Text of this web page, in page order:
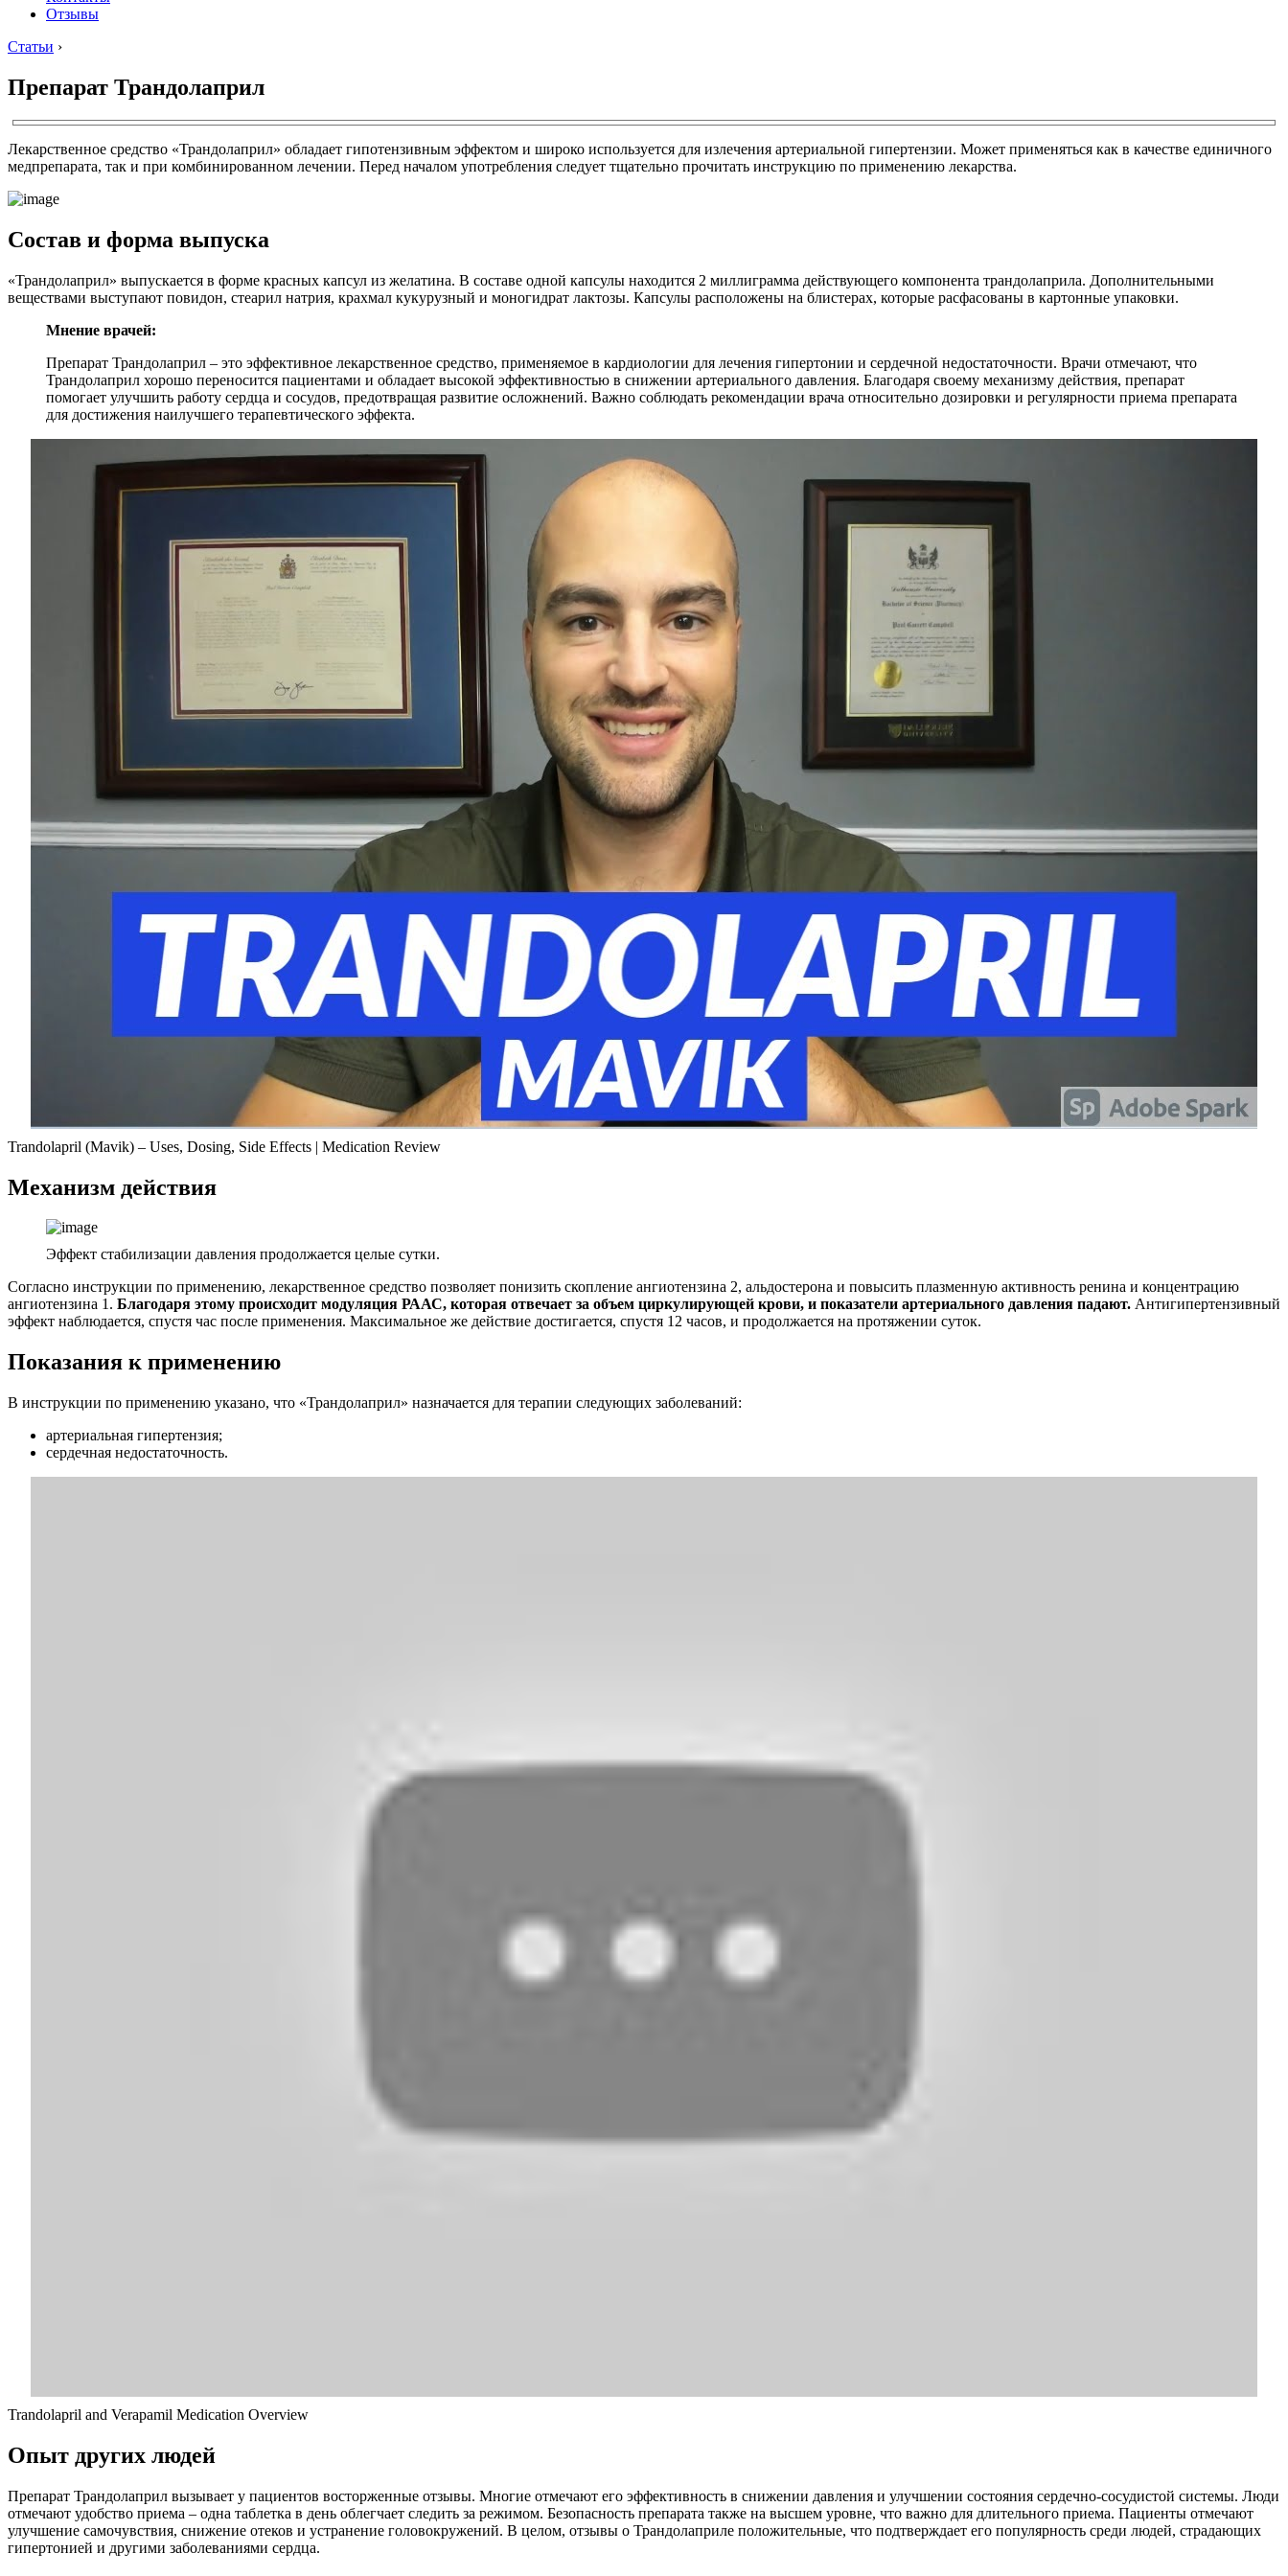
Отзывы
Статьи ›
Препарат Трандолаприл
Лекарственное средство «Трандолаприл» обладает гипотензивным эффектом и широко используется для излечения артериальной гипертензии. Может применяться как в качестве единичного
медпрепарата, так и при комбинированном лечении. Перед началом употребления следует тщательно прочитать инструкцию по применению лекарства.
Состав и форма выпуска
«Трандолаприл» выпускается в форме красных капсул из желатина. В составе одной капсулы находится 2 миллиграмма действующего компонента трандолаприла. Дополнительными
веществами выступают повидон, стеарил натрия, крахмал кукурузный и моногидрат лактозы. Капсулы расположены на блистерах, которые расфасованы в картонные упаковки.
Мнение врачей:
Препарат Трандолаприл – это эффективное лекарственное средство, применяемое в кардиологии для лечения гипертонии и сердечной недостаточности. Врачи отмечают, что
Трандолаприл хорошо переносится пациентами и обладает высокой эффективностью в снижении артериального давления. Благодаря своему механизму действия, препарат
помогает улучшить работу сердца и сосудов, предотвращая развитие осложнений. Важно соблюдать рекомендации врача относительно дозировки и регулярности приема препарата
для достижения наилучшего терапевтического эффекта.
Trandolapril (Mavik) – Uses, Dosing, Side Effects | Medication Review
Механизм действия
Эффект стабилизации давления продолжается целые сутки.
Согласно инструкции по применению, лекарственное средство позволяет понизить скопление ангиотензина 2, альдостерона и повысить плазменную активность ренина и концентрацию
ангиотензина 1. Благодаря этому происходит модуляция РААС, которая отвечает за объем циркулирующей крови, и показатели артериального давления падают. Антигипертензивный
эффект наблюдается, спустя час после применения. Максимальное же действие достигается, спустя 12 часов, и продолжается на протяжении суток.
Показания к применению
В инструкции по применению указано, что «Трандолаприл» назначается для терапии следующих заболеваний:
артериальная гипертензия;
сердечная недостаточность.
Trandolapril and Verapamil Medication Overview
Опыт других людей
Препарат Трандолаприл вызывает у пациентов восторженные отзывы. Многие отмечают его эффективность в снижении давления и улучшении состояния сердечно-сосудистой системы. Люди
отмечают удобство приема – одна таблетка в день облегчает следить за режимом. Безопасность препарата также на высшем уровне, что важно для длительного приема. Пациенты отмечают
улучшение самочувствия, снижение отеков и устранение головокружений. В целом, отзывы о Трандолаприле положительные, что подтверждает его популярность среди людей, страдающих
гипертонией и другими заболеваниями сердца.